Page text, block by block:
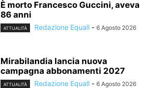
È morto Francesco Guccini, aveva
86 anni
ATTUALITÀ Redazione Equall - 6 Agosto 2026
Mirabilandia lancia nuova
campagna abbonamenti 2027
ATTUALITÀ Redazione Equall - 6 Agosto 2026